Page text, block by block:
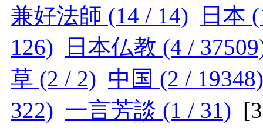
兼好法師 (14 / 14)
日本
126)
日本仏教 (4 /
草 (2 / 2) 中国 (2 / 19348)
322) 一言芳談 (1 / 31) [